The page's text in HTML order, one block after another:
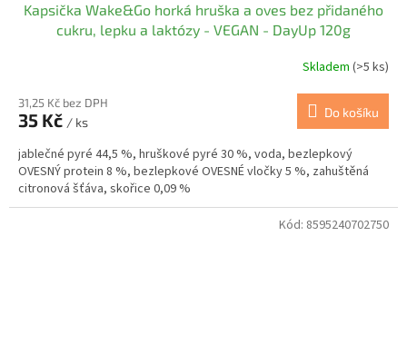
Kapsička Wake&Go horká hruška a oves bez přidaného
cukru, lepku a laktózy - VEGAN - DayUp 120g
Skladem (>5 ks)
31,25 Kč bez DPH
35 Kč / ks
Do košíku
jablečné pyré 44,5 %, hruškové pyré 30 %, voda, bezlepkový
OVESNÝ protein 8 %, bezlepkové OVESNÉ vločky 5 %, zahuštěná
citronová šťáva, skořice 0,09 %
Kód: 8595240702750